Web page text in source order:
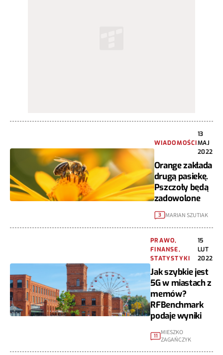
WIADOMOŚCI
13
MAJ
2022
Orange zakłada
drugą pasiekę.
Pszczoły będą
zadowolone
3 MARIAN SZUTIAK
PRAWO,
FINANSE,
STATYSTYKI
15
LUT
2022
Jak szybkie jest
5G w miastach z
memów?
RFBenchmark
podaje wyniki
11
MIESZKO
ZAGAŃCZYK